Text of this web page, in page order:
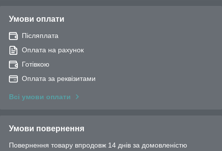
Умови оплати
Післяплата
Оплата на рахунок
Готівкою
Оплата за реквізитами
Всі умови оплати
Умови повернення
Повернення товару впродовж 14 днів за домовленістю